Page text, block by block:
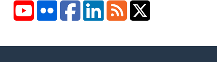
YouTubeFlickr FacebookLinkedInRSS